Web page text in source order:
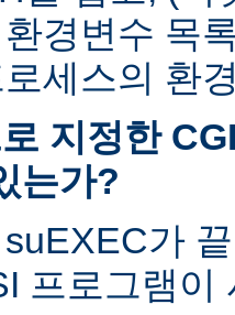
경변수 목
세스의 환
지정한
는가?
가
프로그램이